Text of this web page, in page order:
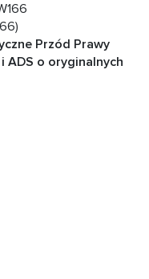
Przód Prawy
ADS o oryginalnych